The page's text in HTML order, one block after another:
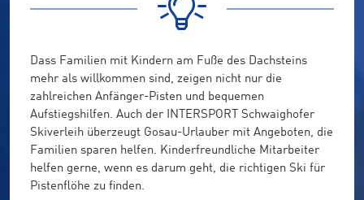
Dass Familien mit Kindern am Fuße des Dachsteins
mehr als willkommen sind, zeigen nicht nur die
zahlreichen Anfänger-Pisten und bequemen
Aufstiegshilfen. Auch der INTERSPORT Schwaighofer
Skiverleih überzeugt Gosau-Urlauber mit Angeboten, die
Familien sparen helfen. Kinderfreundliche Mitarbeiter
helfen gerne, wenn es darum geht, die richtigen Ski für
Pistenflöhe zu finden.